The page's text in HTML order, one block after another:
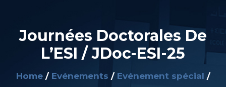
Journées Doctorales De
L’ESI / JDoc-ESI-25
Home Evénements
Evénement spécial